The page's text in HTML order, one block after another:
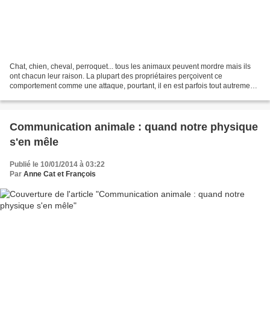
Chat, chien, cheval, perroquet... tous les animaux peuvent mordre mais ils
ont chacun leur raison. La plupart des propriétaires perçoivent ce
comportement comme une attaque, pourtant, il en est parfois tout autrement.
Communication animale : quand notre physique
s'en mêle
Publié le 10/01/2014 à 03:22
Par Anne Cat et François